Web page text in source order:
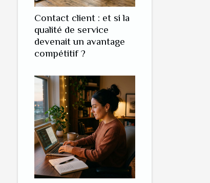
Contact client : et si la
qualité de service
devenait un avantage
compétitif ?